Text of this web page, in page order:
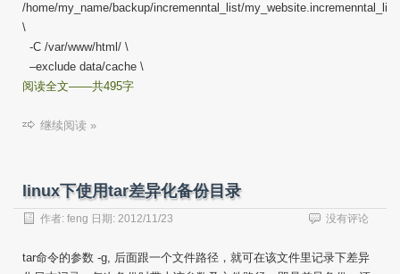
/home/my_name/backup/incremenntal_list/my_website.incremenntal_list
\
-C /var/www/html/ \
–exclude data/cache \
阅读全文——共495字
继续阅读 »
linux下使用tar差异化备份目录
作者: feng 日期: 2012/11/23 没有评论
tar命令的参数 -g, 后面跟一个文件路径，就可在该文件里记录下差异